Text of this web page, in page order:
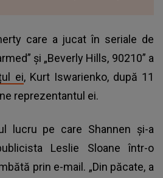
care a jucat în seriale de
și „Beverly Hills, 90210” a
ei, Kurt Iswarienko, după 11
reprezentantul ei.
lucru pe care Shannen și-a
Leslie Sloane într-o
prin e-mail. „Din păcate, a